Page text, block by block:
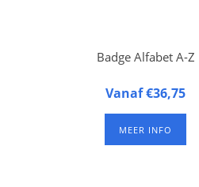
Badge Alfabet A-Z
Alfabetische Badge
letters van het alfabet.
Vanaf €36,75
MEER INFO